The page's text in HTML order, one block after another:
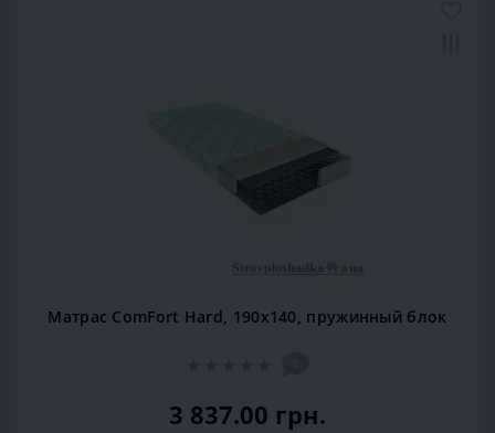
Матрас ComFort Hard, 190x140, пружинный блок
3 837.00 грн.